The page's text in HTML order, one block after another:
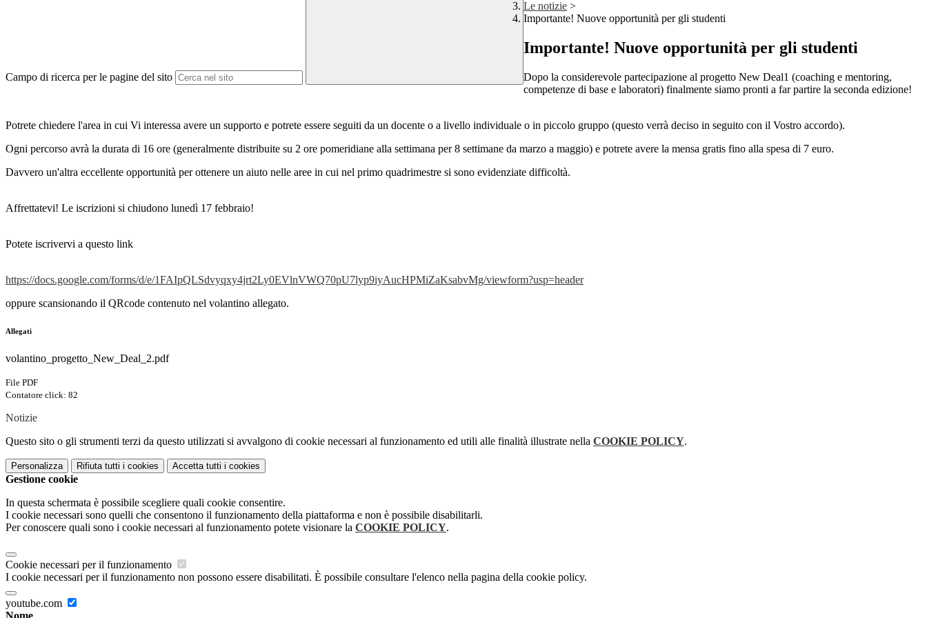
Campo di ricerca per le pagine del sito
Le notizie >
Importante! Nuove opportunità per gli studenti
Importante! Nuove opportunità per gli studenti
Dopo la considerevole partecipazione al progetto New Deal1 (coaching e mentoring,
competenze di base e laboratori) finalmente siamo pronti a far partire la seconda edizione!
Potrete chiedere l'area in cui Vi interessa avere un supporto e potrete essere seguiti da un docente o a livello individuale o in piccolo gruppo (questo verrà deciso in seguito con il Vostro accordo).
Ogni percorso avrà la durata di 16 ore (generalmente distribuite su 2 ore pomeridiane alla settimana per 8 settimane da marzo a maggio) e potrete avere la mensa gratis fino alla spesa di 7 euro.
Davvero un'altra eccellente opportunità per ottenere un aiuto nelle aree in cui nel primo quadrimestre si sono evidenziate difficoltà.
Affrettatevi! Le iscrizioni si chiudono lunedì 17 febbraio!
Potete iscrivervi a questo link
https://docs.google.com/forms/d/e/1FAIpQLSdvyqxy4jrt2Ly0EVlnVWQ70pU7lyp9iyAucHPMiZaKsabvMg/viewform?usp=header
oppure scansionando il QRcode contenuto nel volantino allegato.
Allegati
volantino_progetto_New_Deal_2.pdf
File PDF
Contatore click: 82
Notizie
Questo sito o gli strumenti terzi da questo utilizzati si avvalgono di cookie necessari al funzionamento ed utili alle finalità illustrate nella COOKIE POLICY.
Personalizza Rifiuta tutti i cookies Accetta tutti i cookies
Gestione cookie
In questa schermata è possibile scegliere quali cookie consentire.
I cookie necessari sono quelli che consentono il funzionamento della piattaforma e non è possibile disabilitarli.
Per conoscere quali sono i cookie necessari al funzionamento potete visionare la COOKIE POLICY.
Cookie necessari per il funzionamento
I cookie necessari per il funzionamento non possono essere disabilitati. È possibile consultare l'elenco nella pagina della cookie policy.
youtube.com
Nome